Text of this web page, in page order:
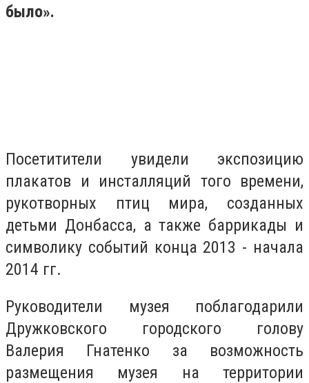
было».
Посетитители увидели экспозицию
плакатов и инсталляций того времени,
рукотворных птиц мира, созданных
детьми Донбасса, а также баррикады и
символику событий конца 2013 - начала
2014 гг.
Руководители музея поблагодарили
Дружковского городского голову
Валерия Гнатенко за возможность
размещения музея на территории